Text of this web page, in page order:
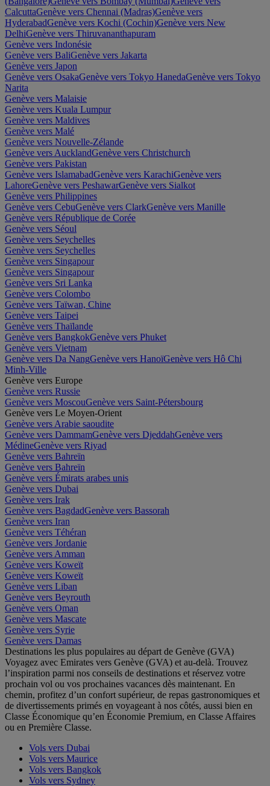
CalcuttaGenève vers Chennai (Madras)Genève vers
HyderabadGenève vers Kochi (Cochin)Genève vers New
DelhiGenève vers Thiruvananthapuram
Genève vers Indonésie
Genève vers BaliGenève vers Jakarta
Genève vers Japon
Genève vers OsakaGenève vers Tokyo HanedaGenève vers Tokyo
Narita
Genève vers Malaisie
Genève vers Kuala Lumpur
Genève vers Maldives
Genève vers Malé
Genève vers Nouvelle-Zélande
Genève vers AucklandGenève vers Christchurch
Genève vers Pakistan
Genève vers IslamabadGenève vers KarachiGenève vers
LahoreGenève vers PeshawarGenève vers Sialkot
Genève vers Philippines
Genève vers CebuGenève vers ClarkGenève vers Manille
Genève vers République de Corée
Genève vers Séoul
Genève vers Seychelles
Genève vers Seychelles
Genève vers Singapour
Genève vers Singapour
Genève vers Sri Lanka
Genève vers Colombo
Genève vers Taïwan, Chine
Genève vers Taipei
Genève vers Thaïlande
Genève vers BangkokGenève vers Phuket
Genève vers Vietnam
Genève vers Da NangGenève vers HanoïGenève vers Hô Chi
Minh-Ville
Genève vers Europe
Genève vers Russie
Genève vers MoscouGenève vers Saint-Pétersbourg
Genève vers Le Moyen-Orient
Genève vers Arabie saoudite
Genève vers DammamGenève vers DjeddahGenève vers
MédineGenève vers Riyad
Genève vers Bahreïn
Genève vers Bahreïn
Genève vers Émirats arabes unis
Genève vers Dubai
Genève vers Irak
Genève vers BagdadGenève vers Bassorah
Genève vers Iran
Genève vers Téhéran
Genève vers Jordanie
Genève vers Amman
Genève vers Koweït
Genève vers Koweït
Genève vers Liban
Genève vers Beyrouth
Genève vers Oman
Genève vers Mascate
Genève vers Syrie
Genève vers Damas
Destinations les plus populaires au départ de Genève (GVA)
Voyagez avec Emirates vers Genève (GVA) et au-delà. Trouvez
l’inspiration parmi nos conseils de destinations et réservez votre
prochain vol ou vos prochaines vacances dès maintenant. En
chemin, profitez d’un confort supérieur, de repas gastronomiques et
de divertissements primés en voyageant à nos côtés, aussi bien en
Classe Économique qu’en Économie Premium, en Classe Affaires
ou en Première Classe.
Vols vers Dubai
Vols vers Maurice
Vols vers Bangkok
Vols vers Sydney